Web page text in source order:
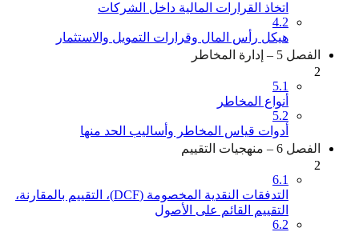
اتخاذ القرارات المالية داخل الشركات
4.2
هيكل رأس المال وقرارات التمويل والاستثمار
الفصل 5 – إدارة المخاطر
2
5.1
أنواع المخاطر
5.2
أدوات قياس المخاطر وأساليب الحد منها
الفصل 6 – منهجيات التقييم
2
6.1
التدفقات النقدية المخصومة (DCF)، التقييم بالمقارنة،
التقييم القائم على الأصول
6.2